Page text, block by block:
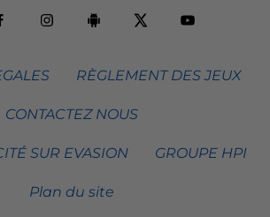
RÈGLEMENT DES JEUX
CONTACTEZ NOUS
SUR EVASION GROUPE HPI
Plan du site